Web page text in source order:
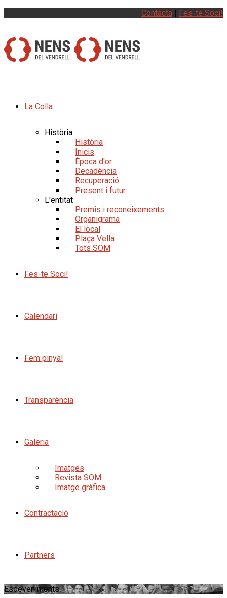
Contacta | Fes-te Soci!
La Colla
Història
Història
Inicis
Època d'or
Decadència
Recuperació
Present i futur
L'entitat
Premis i reconeixements
Organigrama
El local
Plaça Vella
Tots SOM
Fes-te Soci!
Calendari
Fem pinya!
Transparència
Galeria
Imatges
Revista SOM
Imatge gràfica
Contractació
Partners
Esdeveniments